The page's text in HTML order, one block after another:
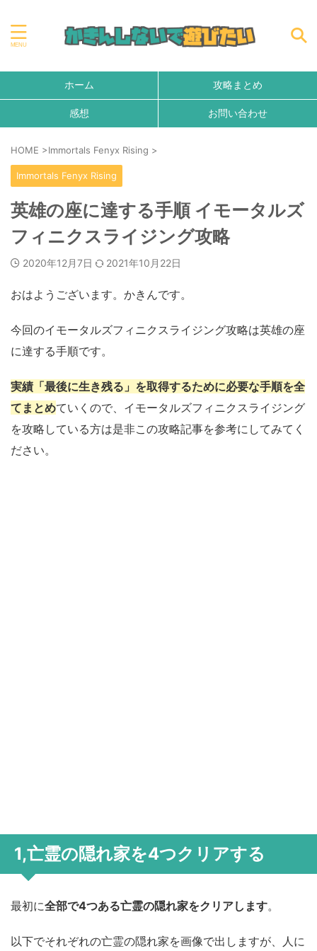
ホーム 攻略まとめ
感想 お問い合わせ
HOME >Immortals Fenyx Rising >
Immortals Fenyx Rising
英雄の座に達する手順 イモータルズ
フィニクスライジング攻略
2020年12月7日 2021年10月22日
おはようございます。かきんです。
今回のイモータルズフィニクスライジング攻略は英雄の座
に達する手順です。
実績「最後に生き残る」を取得するために必要な手順を全
てまとめていくので、イモータルズフィニクスライジング
を攻略している方は是非この攻略記事を参考にしてみてく
ださい。
1,亡霊の隠れ家を4つクリアする
最初に全部で4つある亡霊の隠れ家をクリアします。
以下でそれぞれの亡霊の隠れ家を画像で出しますが、人に